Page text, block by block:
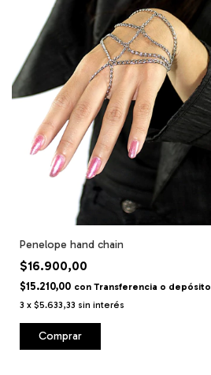
Penelope hand chain
$16.900,00
$15.210,00 con Transferencia o depósito
3 x $5.633,33 sin interés
Comprar